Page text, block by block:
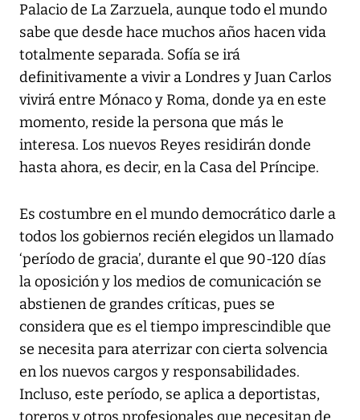
Palacio de La Zarzuela, aunque todo el mundo
sabe que desde hace muchos años hacen vida
totalmente separada. Sofía se irá
definitivamente a vivir a Londres y Juan Carlos
vivirá entre Mónaco y Roma, donde ya en este
momento, reside la persona que más le
interesa. Los nuevos Reyes residirán donde
hasta ahora, es decir, en la Casa del Príncipe.
Es costumbre en el mundo democrático darle a
todos los gobiernos recién elegidos un llamado
‘período de gracia’, durante el que 90-120 días
la oposición y los medios de comunicación se
abstienen de grandes críticas, pues se
considera que es el tiempo imprescindible que
se necesita para aterrizar con cierta solvencia
en los nuevos cargos y responsabilidades.
Incluso, este período, se aplica a deportistas,